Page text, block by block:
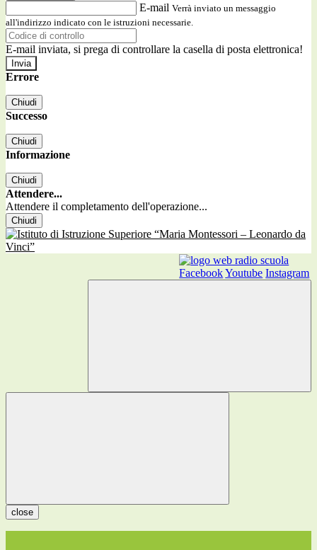
E-mail Verrà inviato un messaggio
all'indirizzo indicato con le istruzioni necessarie.
E-mail inviata, si prega di controllare la casella di posta elettronica!
Errore
Chiudi
Successo
Chiudi
Informazione
Chiudi
Attendere...
Attendere il completamento dell'operazione...
Chiudi
FacebookYoutube Instagram
close